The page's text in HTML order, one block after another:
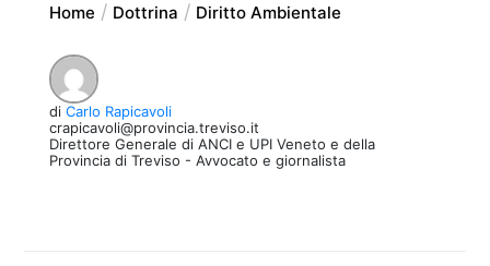
Home Dottrina Diritto Ambientale
di Carlo Rapicavoli
crapicavoli@provincia.treviso.it
Direttore Generale di ANCI e UPI Veneto e della
Provincia di Treviso - Avvocato e giornalista